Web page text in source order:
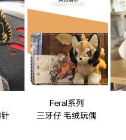
Feral系列
三牙仔 毛绒玩偶